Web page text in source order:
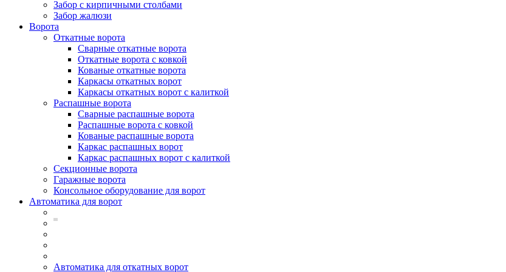
Забор с кирпичными столбами
Забор жалюзи
Ворота
Откатные ворота
Сварные откатные ворота
Откатные ворота с ковкой
Кованые откатные ворота
Каркасы откатных ворот
Каркасы откатных ворот с калиткой
Распашные ворота
Сварные распашные ворота
Распашные ворота с ковкой
Кованые распашные ворота
Каркас распашных ворот
Каркас распашных ворот с калиткой
Секционные ворота
Гаражные ворота
Консольное оборудование для ворот
Автоматика для ворот
Автоматика для откатных ворот